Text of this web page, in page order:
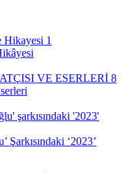
Şarkısındaki ‘2023’